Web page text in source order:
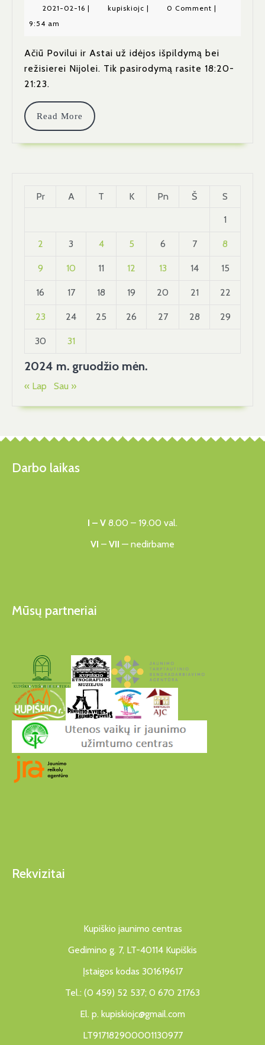
Šou❗
ŽONGLIERIŲ
2021-02-16 2021-
| kupiskiojc kupiskiojc
| 0 Comment |
9:54 am
Ačiū Povilui ir Astai už idėjos išpildymą bei
režisierei Nijolei. Tik pasirodymą rasite 18:20-
21:23.
Read More
Read
2024 m. gruodžio mėn.
Pr A T K Pn Š S
1
2 3 4 5 6 7 8
9 10 11 12 13 14 15
16 17 18 19 20 21 22
23 24 25 26 27 28 29
30 31
« Lap Sau »
Darbo laikas
I – V 8.00 – 19.00 val.
VI – VII — nedirbame
Mūsų partneriai
Rekvizitai
Kupiškio jaunimo centras
Gedimino g. 7, LT-40114 Kupiškis
Įstaigos kodas 301619617
Tel.: (0 459) 52 537; 0 670 21763
El. p. kupiskiojc@gmail.com
LT917182900001130977